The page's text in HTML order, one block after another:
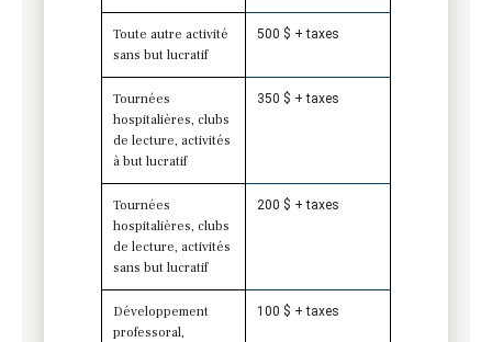
Toute autre activité
sans but lucratif
500 $ + taxes
Tournées
hospitalières, clubs
de lecture, activités
à but lucratif
350 $ + taxes
Tournées
hospitalières, clubs
de lecture, activités
sans but lucratif
200 $ + taxes
Développement
professoral,
100 $ + taxes